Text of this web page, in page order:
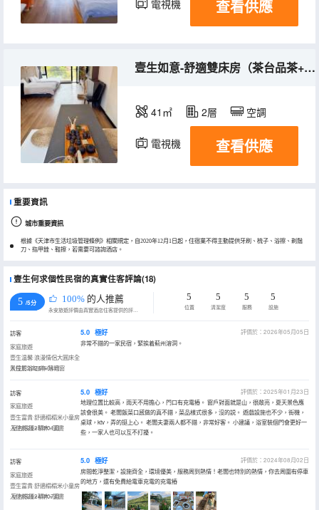
電視機 查看供應
壹生如意-舒適雙床房（茶台品茶+麻將機+落地窗）
41㎡ 2層 空調
電視機 查看供應
重要資訊
城市重要資訊
根據《天津市生活垃圾管理條例》相關規定，自2020年12月1日起，住宿業不得主動提供牙刷、梳子、浴擦、剃鬚
刀、指甲銼、鞋擦，若需要可諮詢酒店。
壹生何求個性民宿的真實住客評論(18)
5 /5分 100% 的人推薦
永安旅遊評價由真實酒店住客提供的評價。
5
位置
5
清潔度
5
服務
5
設施
訪客
家庭旅遊
壹生温馨·浪漫情侶大圓床全
景投影浴缸房+落地窗
入住於2026年04月
5.0 極好
評價於：2026年05月05日
非常不錯的一家民宿，緊挨着薊州溶洞。
訪客
家庭旅遊
壹生富貴·舒適榻榻米小童房
·室內帳篷+積木+圖書
入住於2025年01月
5.0 極好
評價於：2025年01月23日
地理位置比較高，雨天不用擔心，門口有充電樁。 窗戶對面就是山，很敞亮，夏天景色應
該會很美。 老闆飯菜口感做的真不錯，菜品樣式很多，沒的説。 遊戲設施也不少，街機，
桌球，ktv，弄的挺上心。 老闆夫妻兩人都不錯，非常好客。 小建議，浴室裝個門會更好一
些，一家人也可以互不打擾。
訪客
家庭旅遊
壹生富貴·舒適榻榻米小童房
·室內帳篷+積木+圖書
入住於2024年07月
5.0 極好
評價於：2024年08月02日
房間乾淨整潔，設施齊全，環境優美，服務周到熱情！老闆也特別的熱情，你去周圍有停車
的地方，還有免費給電車充電的充電樁